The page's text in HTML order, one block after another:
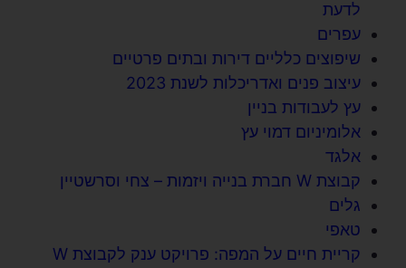
לדעת
עפרים
שיפוצים כלליים דירות ובתים פרטיים
עיצוב פנים ואדריכלות לשנת 2023
עץ לעבודות בניין
אלומיניום דמוי עץ
אלגד
קבוצת W חברת בנייה ויזמות – צחי וסרשטיין
גלים
טאפי
קריית חיים על המפה: פרויקט ענק לקבוצת W